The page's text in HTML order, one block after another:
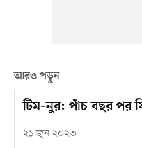
আরও পড়ুন
টিম-নুর: পাঁচ বছর পর
২১ জুন ২০২৩